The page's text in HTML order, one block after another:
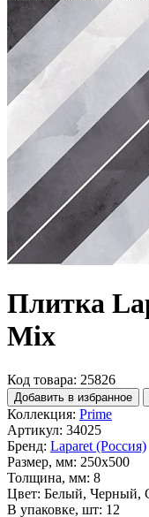
Плитка
Mix
Код товара: 25826
Добавить в избранное
Коллекция: Prime
Артикул: 34025
Бренд: Laparet (Россия)
Размер, мм: 250x500
Толщина, мм: 8
Цвет: Белый, Черный,
В упаковке, шт: 12